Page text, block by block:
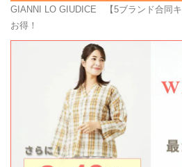
GIANNI LO GIUDICE 【5ブランド合同
お得！